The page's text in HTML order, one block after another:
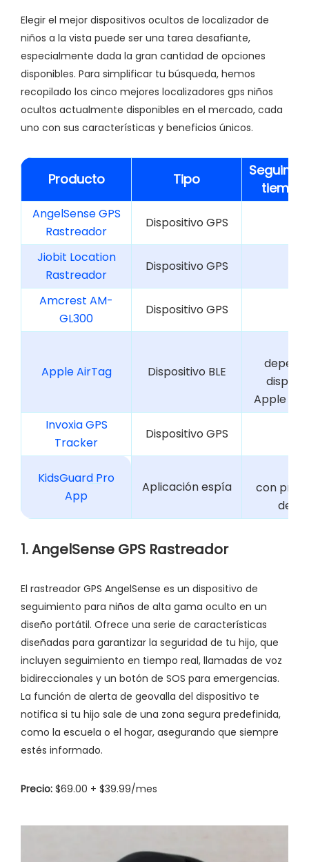
Elegir el mejor dispositivos ocultos de localizador de
niños a la vista puede ser una tarea desafiante,
especialmente dada la gran cantidad de opciones
disponibles. Para simplificar tu búsqueda, hemos
recopilado los cinco mejores localizadores gps niños
ocultos actualmente disponibles en el mercado, cada
uno con sus características y beneficios únicos.
Producto Tipo
tiempo
AngelSense GPS
Rastreador
Dispositivo GPS
Jiobit Location
Rastreador
Dispositivo GPS
Amcrest AM-
GL300
Dispositivo GPS
Apple AirTag Dispositivo BLE
Apple
Invoxia GPS
Tracker
Dispositivo GPS
KidsGuard Pro
App
Aplicación espía
con
1. AngelSense GPS Rastreador
El rastreador GPS AngelSense es un dispositivo de
seguimiento para niños de alta gama oculto en un
diseño portátil. Ofrece una serie de características
diseñadas para garantizar la seguridad de tu hijo, que
incluyen seguimiento en tiempo real, llamadas de voz
bidireccionales y un botón de SOS para emergencias.
La función de alerta de geovalla del dispositivo te
notifica si tu hijo sale de una zona segura predefinida,
como la escuela o el hogar, asegurando que siempre
estés informado.
Precio: $69.00 + $39.99/mes